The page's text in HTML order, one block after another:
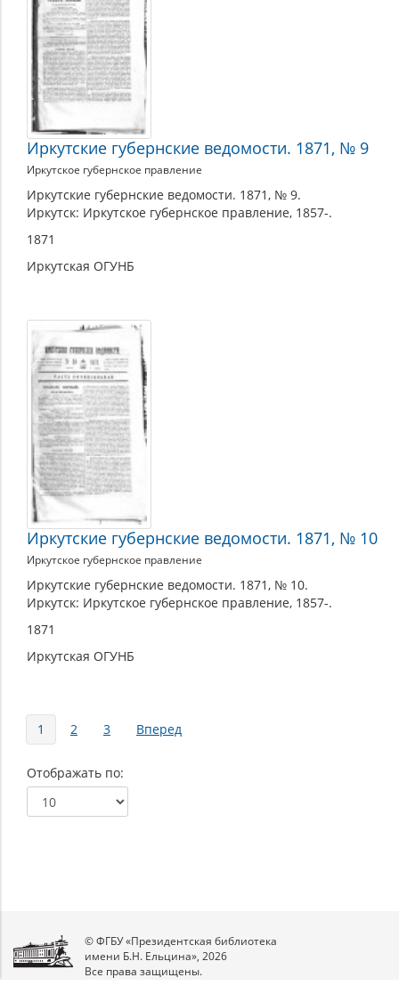
Иркутские губернские ведомости. 1871, № 9
Иркутское губернское правление
Иркутские губернские ведомости. 1871, № 9.
Иркутск: Иркутское губернское правление, 1857-.
1871
Иркутская ОГУНБ
Иркутские губернские ведомости. 1871, № 10
Иркутское губернское правление
Иркутские губернские ведомости. 1871, № 10.
Иркутск: Иркутское губернское правление, 1857-.
1871
Иркутская ОГУНБ
Страницы
1 2 3 Вперед
Отображать по
© ФГБУ «Президентская библиотека
имени Б.Н. Ельцина», 2026
Все права защищены.